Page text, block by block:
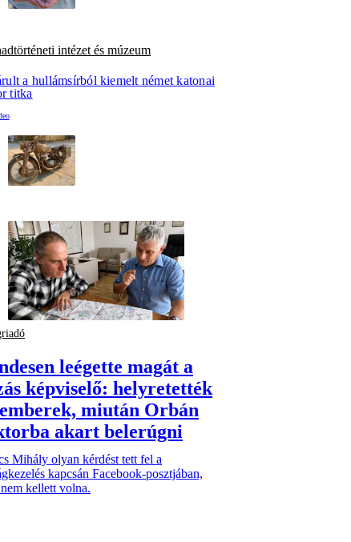
intézet és múzeum
a hullámsírból kiemelt német katonai
titka
leégette magát a
képviselő: helyretették
miután Orbán
akart belerúgni
Mihály olyan kérdést tett fel a
kapcsán Facebook-posztjában,
kellett volna.